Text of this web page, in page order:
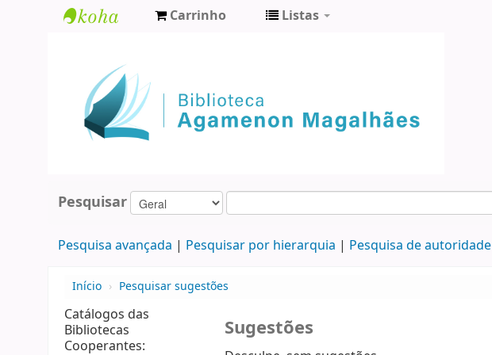
Agamenon
Magalhães
Carrinho Listas
Pesquisar
Pesquisa avançada Pesquisar por hierarquia Pesquisa de autoridade
Início › Pesquisar sugestões
Catálogos das
Bibliotecas
Cooperantes:
Sugestões